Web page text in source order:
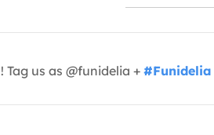
! Tag us as @funidelia + #Funidelia